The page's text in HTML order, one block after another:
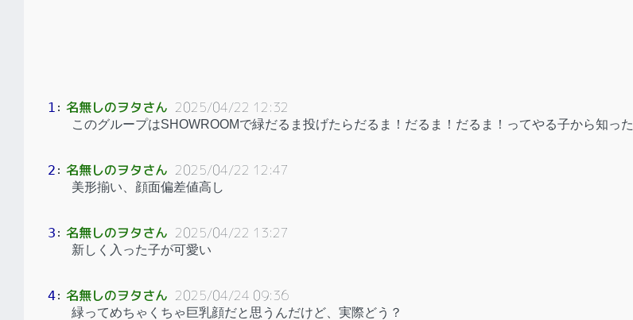
1 ： 名無しのヲタさん 2025/04/22 12:32
このグループはSHOWROOMで緑だるま投げたらだるま！だるま！だるま！ってやる子から知った
2 ： 名無しのヲタさん 2025/04/22 12:47
美形揃い、顔面偏差値高し
3 ： 名無しのヲタさん 2025/04/22 13:27
新しく入った子が可愛い
4： 名無しのヲタさん 2025/04/24 09:36
緑ってめちゃくちゃ巨乳顔だと思うんだけど、実際どう？